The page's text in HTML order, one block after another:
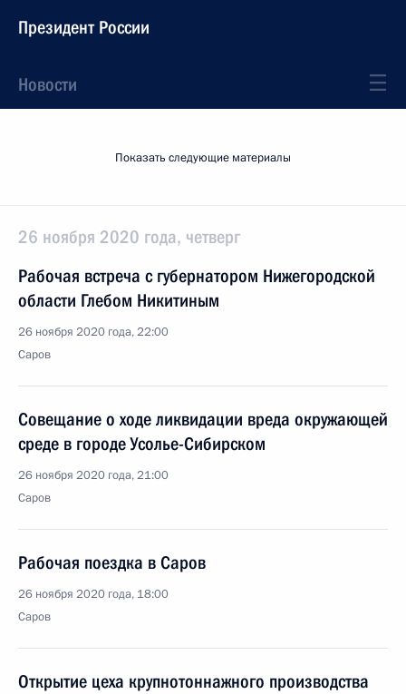
Президент России
Новости
Показать следующие материалы
26 ноября 2020 года, четверг
Рабочая встреча с губернатором Нижегородской
области Глебом Никитиным
26 ноября 2020 года, 22:00
Саров
Совещание о ходе ликвидации вреда окружающей
среде в городе Усолье-Сибирском
26 ноября 2020 года, 21:00
Саров
Рабочая поездка в Саров
26 ноября 2020 года, 18:00
Саров
Открытие цеха крупнотоннажного производства